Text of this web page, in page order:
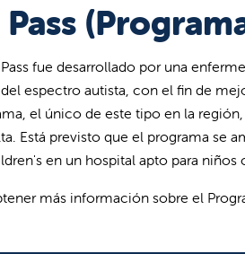
fue desarrollado por una
espectro autista, con el fin de
el único de este tipo en la
Está previsto que el programa se
en un hospital apto para niños
más información sobre el